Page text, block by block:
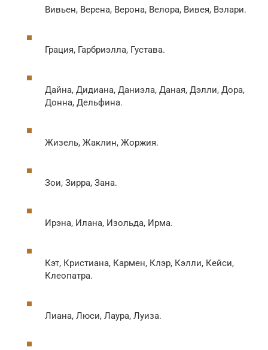
Вивьен, Верена, Верона, Велора, Вивея, Вэлари.
Грация, Гарбриэлла, Густава.
Дайна, Дидиана, Даниэла, Даная, Дэлли, Дора,
Донна, Дельфина.
Жизель, Жаклин, Жоржия.
Зои, Зирра, Зана.
Ирэна, Илана, Изольда, Ирма.
Кэт, Кристиана, Кармен, Клэр, Кэлли, Кейси,
Клеопатра.
Лиана, Люси, Лаура, Луиза.